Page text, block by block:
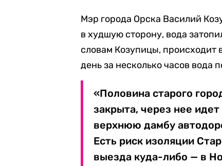
Мэр города Орска Василий
в худшую сторону, вода
словам Козупицы, происходит
день за несколько часов вода
«Половина старого
закрыта, через нее
верхнюю дамбу
Есть риск изоляции
выезда куда-либо — в